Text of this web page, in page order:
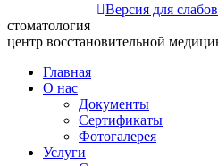
Версия для
стоматология
центр восстановительной
Главная
О нас
Документы
Сертификаты
Фотогалерея
Услуги